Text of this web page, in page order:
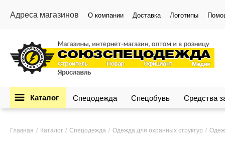
Адреса магазинов О компании Доставка Логотипы
Каталог Спецодежда Спецобувь Средства
Главная Каталог Спецодежда Одежда для охранных структур